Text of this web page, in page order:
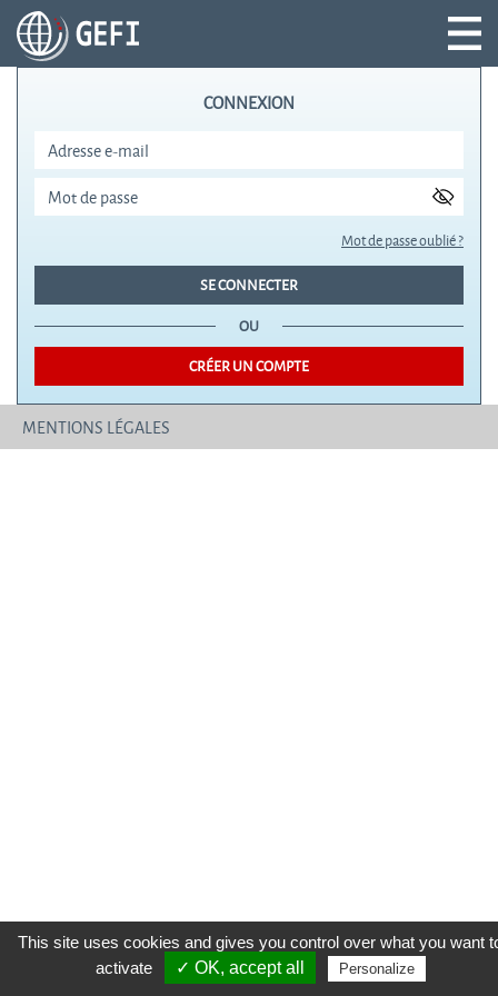
CONNEXION
Mot de passe oublié ?
OU
CRÉER UN COMPTE
MENTIONS LÉGALES
This site uses cookies and gives you control over what you want
activate
✓ OK, accept all Personalize